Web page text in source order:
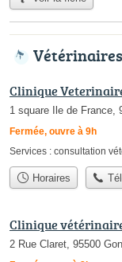
Clinique
1 square Ile de France,
Fermée, ouvre à 9h
Services : consultation
Horaires
Clinique
2 Rue Claret, 95500